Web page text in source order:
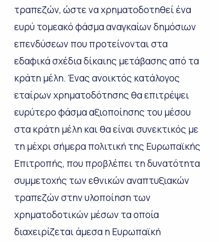
τραπεζών, ώστε να χρηματοδοτηθεί ένα
ευρύ τομεακό φάσμα αναγκαίων δημόσιων
επενδύσεων που προτείνονται στα
εδαφικά σχέδια δίκαιης μετάβασης από τα
κράτη μέλη. Ένας ανοικτός κατάλογος
εταίρων χρηματοδότησης θα επιτρέψει
ευρύτερο φάσμα αξιοποίησης του μέσου
στα κράτη μέλη και θα είναι συνεκτικός με
τη μέχρι σήμερα πολιτική της Ευρωπαϊκής
Επιτροπής, που προβλέπει τη δυνατότητα
συμμετοχής των εθνικών αναπτυξιακών
τραπεζών στην υλοποίηση των
χρηματοδοτικών μέσων τα οποία
διαχειρίζεται άμεσα η Ευρωπαϊκή